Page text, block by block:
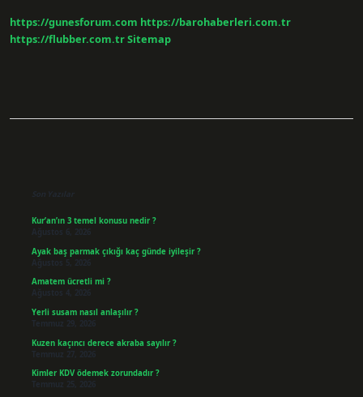
https://gunesforum.com https://barohaberleri.com.tr
https://flubber.com.trSitemap
Son Yazılar
Kur’an’ın 3 temel konusu nedir ?
Ağustos 6, 2026
Ayak baş parmak çıkığı kaç günde iyileşir ?
Ağustos 5, 2026
Amatem ücretli mi ?
Ağustos 4, 2026
Yerli susam nasıl anlaşılır ?
Temmuz 29, 2026
Kuzen kaçıncı derece akraba sayılır ?
Temmuz 27, 2026
Kimler KDV ödemek zorundadır ?
Temmuz 25, 2026